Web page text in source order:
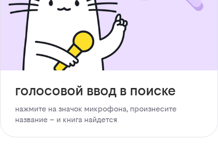
голосовой ввод в поиске
нажмите на значок микрофона, произнесите
название – и книга найдется